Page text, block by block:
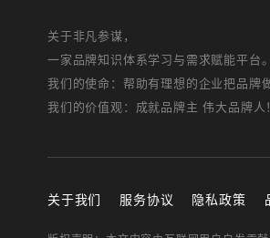
关于非凡参谋，
一家品牌知识体系学习与需求赋能平台。
我们的使命：帮助有理想的企业把品牌
我们的价值观：成就品牌主 伟大品牌人
关于我们 服务协议 隐私政策